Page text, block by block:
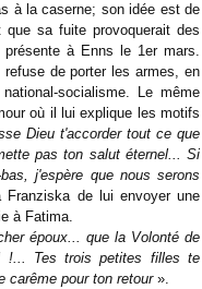
à la caserne; son idée est de
sa fuite provoquerait des
à Enns le 1er mars.
de porter les armes, en
socialisme. Le même
où il lui explique les motifs
Dieu t'accorder tout ce que
pas ton salut éternel... Si
j'espère que nous serons
de lui envoyer une
à Fatima.
époux... que la Volonté de
!... Tes trois petites filles te
carême pour ton retour».